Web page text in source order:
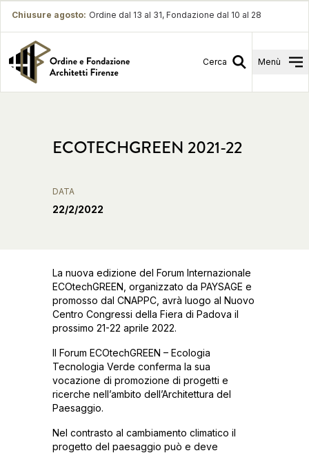
Chiusure agosto: Ordine dal 13 al 31, Fondazione dal 10 al 28
Cerca Menù
ECOTECHGREEN 2021-22
DATA
22/2/2022
La nuova edizione del Forum Internazionale
ECOtechGREEN, organizzato da PAYSAGE e
promosso dal CNAPPC, avrà luogo al Nuovo
Centro Congressi della Fiera di Padova il
prossimo 21-22 aprile 2022.
Il Forum ECOtechGREEN – Ecologia
Tecnologia Verde conferma la sua
vocazione di promozione di progetti e
ricerche nell’ambito dell’Architettura del
Paesaggio.
Nel contrasto al cambiamento climatico il
progetto del paesaggio può e deve